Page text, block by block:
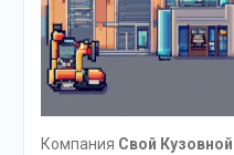
Компания Свой Кузовной